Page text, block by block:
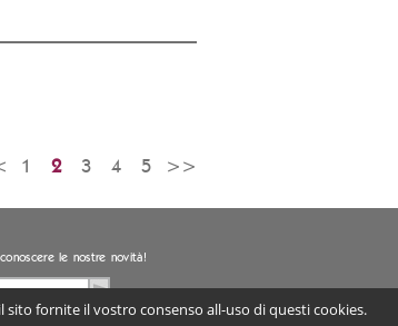
1 2 3 4 5 >>
le nostre novità!
miei dati personali
fornite il vostro consenso all-uso di questi cookies.